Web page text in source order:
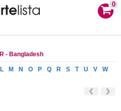
0
R - Bangladesh
L M N O P Q R S T U V
W